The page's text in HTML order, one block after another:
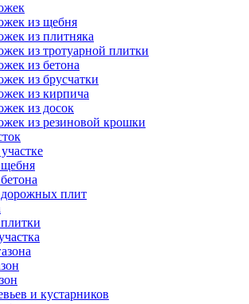
из щебня
из плитняка
из тротуарной плитки
из бетона
из брусчатки
из кирпича
из досок
из резиновой крошки
дорожных плит
и кустарников